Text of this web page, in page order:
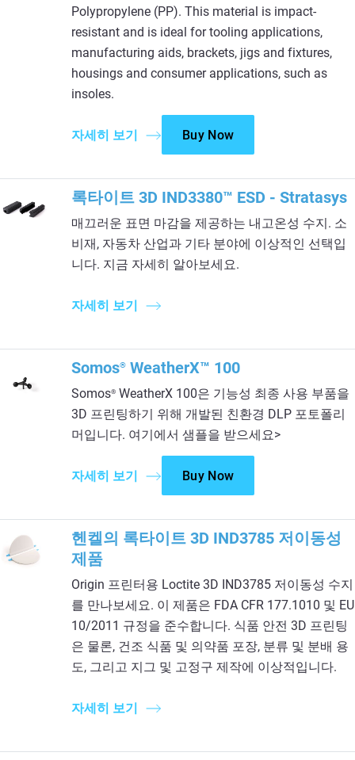
Polypropylene (PP). This material is impact-
resistant and is ideal for tooling applications,
manufacturing aids, brackets, jigs and fixtures,
housings and consumer applications, such as
insoles.
자세히 보기 Buy Now
록타이트 3D IND3380™ ESD - Stratasys
매끄러운 표면 마감을 제공하는 내고온성 수지. 소
비재, 자동차 산업과 기타 분야에 이상적인 선택입
니다. 지금 자세히 알아보세요.
자세히 보기
Somos® WeatherX™ 100
Somos® WeatherX 100은 기능성 최종 사용 부품을
3D 프린팅하기 위해 개발된 친환경 DLP 포토폴리
머입니다. 여기에서 샘플을 받으세요>
자세히 보기 Buy Now
헨켈의 록타이트 3D IND3785 저이동성
제품
Origin 프린터용 Loctite 3D IND3785 저이동성 수지
를 만나보세요. 이 제품은 FDA CFR 177.1010 및 EU
10/2011 규정을 준수합니다. 식품 안전 3D 프린팅
은 물론, 건조 식품 및 의약품 포장, 분류 및 분배 용
도, 그리고 지그 및 고정구 제작에 이상적입니다.
자세히 보기